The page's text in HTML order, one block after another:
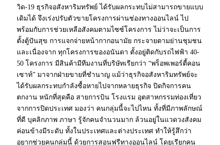
วิด-19 ธุรกิจอสังหาริมทรัพย์ ได้รับผลกระทบไม่สามารถขายแบบ
เดิมได้ จึงเร่งปรับตัวขายโครงการผ่านช่องทางออนไลน์ ไป
พร้อมกับการช่วยเหลือสังคมตามไซซ์โครงการ ไม่ว่าจะเป็นการ
ตั้งตู้ปันสุข การแจกจ่ายหน้ากากอนามัย กระจายตามย่านชุมชน
และเนื่องจาก ทุกโครงการของอนันดา ตั้งอยู่ติดกับรถไฟฟ้า 40-
50 โครงการ มีสินค้ามีทีมงานที่บริษัทเรียกว่า “พร็อพเพอร์ตี้คอน
เซาท์” มาจากฝ่ายขายที่ชำนาญ แม้ว่าธุรกิจอสังหาริมทรัพย์จะ
ได้รับผลกระทบกำลังซื้อหายไปจากหลายธุรกิจ ปิดกิจการคน
ตกงาน หนักที่สุดคือ สายการบิน โรงแรม อุตสาหกรรมท่องเที่ยว
จากการปิดประเทศ มองว่า คนกลุ่มนี้จะไปไหน ทั้งที่มีภาพลักษณ์
ที่ดี บุคลิกภาพ ภาษา รู้จักคนจำนวนมาก ล้วนอยู่ในแวดวงสังคม
ค่อนข้างมีระดับ ทั้งในประเทศและต่างประเทศ ทำให้รู้สึกว่า
อยากช่วยคนกลุ่มนี้ ด้วยการสอนฟรีทางออนไลน์ โดยเรียกคน